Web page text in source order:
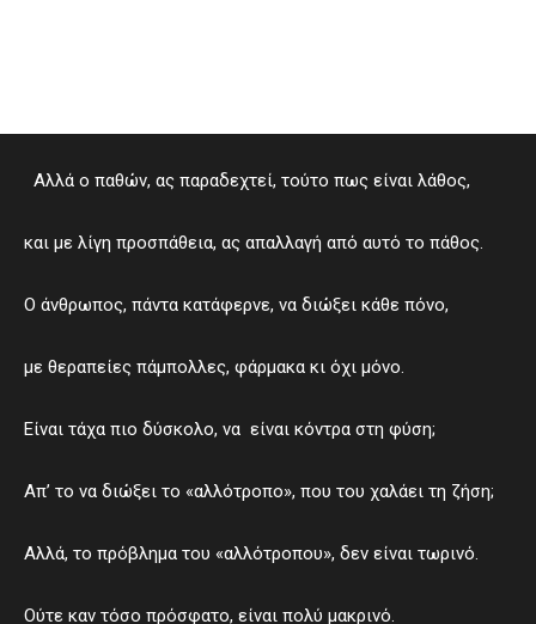
Αλλά ο παθών, ας παραδεχτεί, τούτο πως είναι λάθος,
και με λίγη προσπάθεια, ας απαλλαγή από αυτό το πάθος.
Ο άνθρωπος, πάντα κατάφερνε, να διώξει κάθε πόνο,
με θεραπείες πάμπολλες, φάρμακα κι όχι μόνο.
Είναι τάχα πιο δύσκολο, να είναι κόντρα στη φύση;
Απ’ το να διώξει το «αλλότροπο», που του χαλάει τη ζήση;
Αλλά, το πρόβλημα του «αλλότροπου», δεν είναι τωρινό.
Ούτε καν τόσο πρόσφατο, είναι πολύ μακρινό.